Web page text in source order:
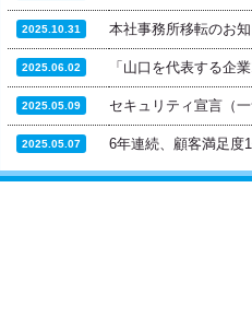
2025.10.31 本社事務所移転のお
2025.06.02 「山口を代表する企
2025.05.09 セキュリティ宣言（
2025.05.07 6年連続、顧客満足度